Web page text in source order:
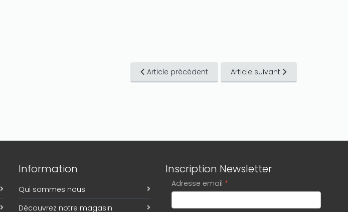
Article précédent Article suivant
Information
Qui sommes nous
Découvrez notre magasin
Inscription Newsletter
Adresse email *